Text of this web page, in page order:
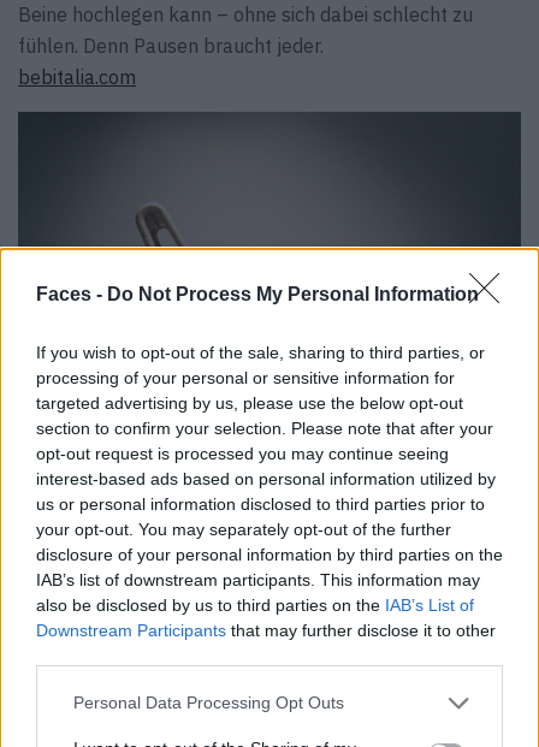
Faces - Do Not Process My Personal Information
If you wish to opt-out of the sale, sharing to third parties, or
processing of your personal or sensitive information for
targeted advertising by us, please use the below opt-out
section to confirm your selection. Please note that after your
opt-out request is processed you may continue seeing
interest-based ads based on personal information utilized by
us or personal information disclosed to third parties prior to
your opt-out. You may separately opt-out of the further
disclosure of your personal information by third parties on the
IAB’s list of downstream participants. This information may
also be disclosed by us to third parties on the IAB’s List of
Downstream Participants that may further disclose it to other
Personal Data Processing Opt Outs
Beine hochlegen kann – ohne sich dabei schlecht zu
fühlen. Denn Pausen braucht jeder.
bebitalia.com
© B&B Italia
Kunstwerk
Hypnosegefahr
Traditionelle portugiesische Majolika sind Keramikfliesen,
die mit deckender weißer Zinnglasur überzogen und